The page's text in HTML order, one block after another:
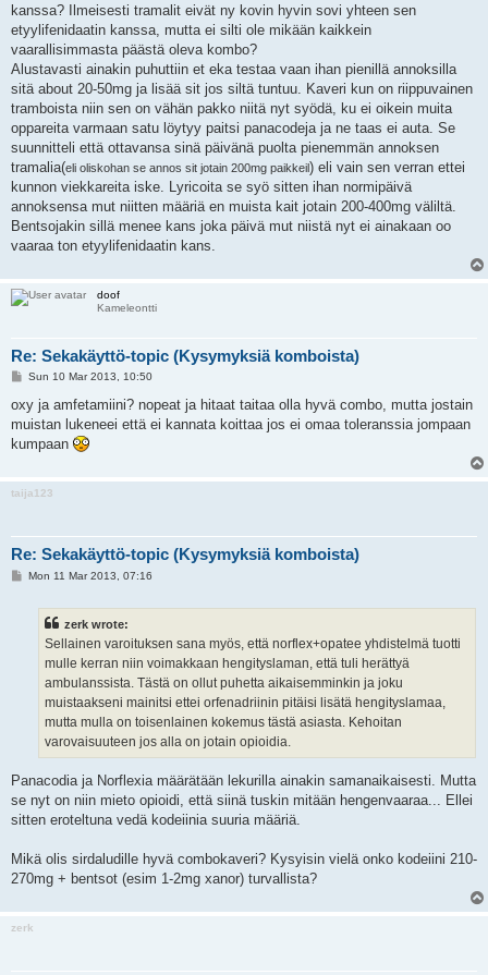
kanssa? Ilmeisesti tramalit eivät ny kovin hyvin sovi yhteen sen
etyylifenidaatin kanssa, mutta ei silti ole mikään kaikkein
vaarallisimmasta päästä oleva kombo?
Alustavasti ainakin puhuttiin et eka testaa vaan ihan pienillä annoksilla
sitä about 20-50mg ja lisää sit jos siltä tuntuu. Kaveri kun on riippuvainen
tramboista niin sen on vähän pakko niitä nyt syödä, ku ei oikein muita
oppareita varmaan satu löytyy paitsi panacodeja ja ne taas ei auta. Se
suunnitteli että ottavansa sinä päivänä puolta pienemmän annoksen
tramalia(eli oliskohan se annos sit jotain 200mg paikkeil) eli vain sen verran ettei
kunnon viekkareita iske. Lyricoita se syö sitten ihan normipäivä
annoksensa mut niitten määriä en muista kait jotain 200-400mg väliltä.
Bentsojakin sillä menee kans joka päivä mut niistä nyt ei ainakaan oo
vaaraa ton etyylifenidaatin kans.
doof
Kameleontti
Re: Sekakäyttö-topic (Kysymyksiä komboista)
P
s
t
Sun 10 Mar 2013, 10:50
oxy ja amfetamiini? nopeat ja hitaat taitaa olla hyvä combo, mutta jostain
muistan lukeneei että ei kannata koittaa jos ei omaa toleranssia jompaan
kumpaan
taija123
Re: Sekakäyttö-topic (Kysymyksiä komboista)
PMon 11 Mar 2013, 07:16
zerk wrote:
Sellainen varoituksen sana myös, että norflex+opatee yhdistelmä tuotti
mulle kerran niin voimakkaan hengityslaman, että tuli herättyä
ambulanssista. Tästä on ollut puhetta aikaisemminkin ja joku
muistaakseni mainitsi ettei orfenadriinin pitäisi lisätä hengityslamaa,
mutta mulla on toisenlainen kokemus tästä asiasta. Kehoitan
varovaisuuteen jos alla on jotain opioidia.
Panacodia ja Norflexia määrätään lekurilla ainakin samanaikaisesti. Mutta
se nyt on niin mieto opioidi, että siinä tuskin mitään hengenvaaraa... Ellei
sitten eroteltuna vedä kodeiinia suuria määriä.
Mikä olis sirdaludille hyvä combokaveri? Kysyisin vielä onko kodeiini 210-
270mg + bentsot (esim 1-2mg xanor) turvallista?
zerk